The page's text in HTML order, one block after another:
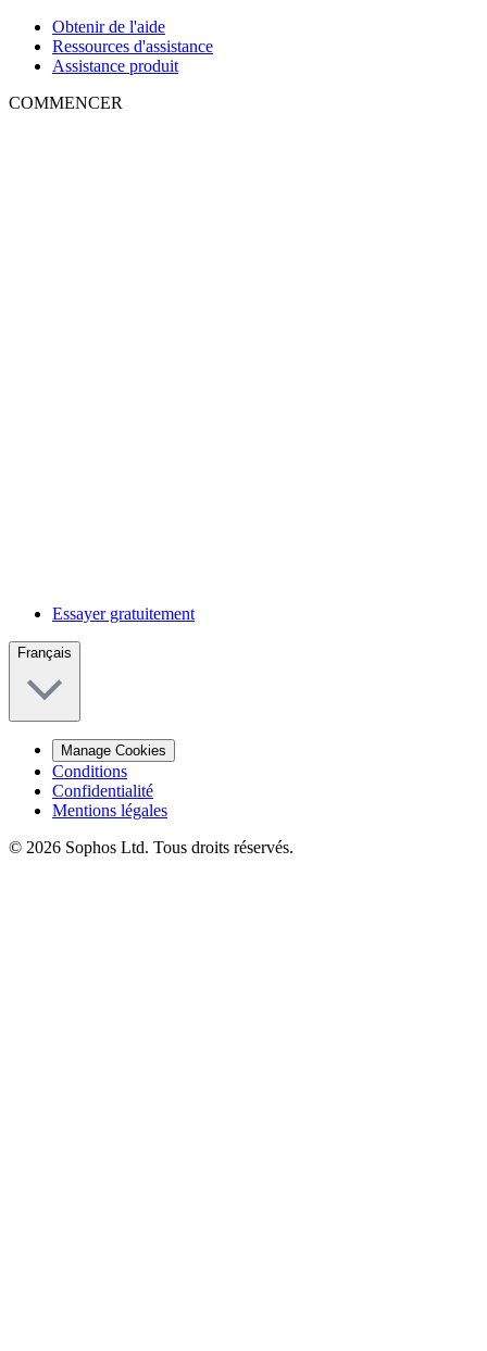
Obtenir de l'aide
Ressources d'assistance
Assistance produit
COMMENCER
Essayer gratuitement
Français
Manage Cookies
Conditions
Confidentialité
Mentions légales
© 2026 Sophos Ltd. Tous droits réservés.